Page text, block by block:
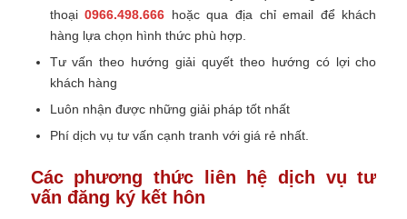
thoại0966.498.666 hoặc qua địa chỉ email để khách
hàng lựa chọn hình thức phù hợp.
Tư vấn theo hướng giải quyết theo hướng có lợi cho
khách hàng
Luôn nhận được những giải pháp tốt nhất
Phí dịch vụ tư vấn cạnh tranh với giá rẻ nhất.
Các phương thức liên hệ dịch vụ tư
vấn đăng ký kết hôn